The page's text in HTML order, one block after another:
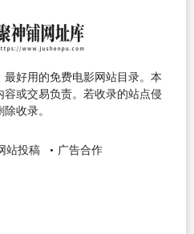
好用的免费电影网站目录。本
或交易负责。若收录的站点侵
收录。
站投稿 广告合作